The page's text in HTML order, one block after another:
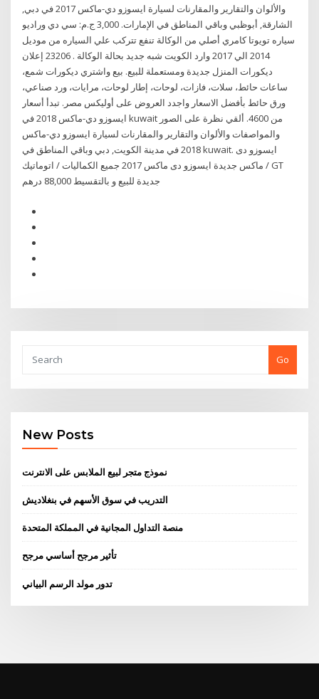
والألوان والتقارير والمقارنات لسيارة ايسوزو دي-ماكس 2017 في دبي,
الشارقة, أبوظبي وباقي المناطق في الإمارات. 3,000 ج.م: سي دي وراديو
سياره تويوتا كامري أصلي من الوكالة تنفع تتركب علي السياره من موديل
2014 الي 2017 وارد الكويت شبه جديد بحالة الوكالة . 23206 إعلان
ديكورات المنزل جديدة ومستعملة للبيع. بيع واشتري ديكورات شمع،
ساعات حائط، سلات، فازات، لوحات، إطار لوحات، مرايات، ورد صناعي،
ورق حائط بأفضل الاسعار واجدد العروض على أوليكس مصر. تبدأ أسعار
ايسوزو دي-ماكس 2018 في kuwait من 4600. ألقي نظرة على الصور
والمواصفات والألوان والتقارير والمقارنات لسيارة ايسوزو دي-ماكس
2018 في مدينة الكويت, دبي وباقي المناطق في kuwait. ايسوزو دى
ماكس جديدة ايسوزو دى ماكس 2017 جميع الكماليات / اتوماتيك / GT
جديدة للبيع و بالتقسيط 88,000 درهم
Go
New Posts
نموذج متجر لبيع الملابس على الانترنت
التدريب في سوق الأسهم في بنغلاديش
منصة التداول المجانية في المملكة المتحدة
تأثير مرجح أساسي مرجح
تدور مولد الرسم البياني